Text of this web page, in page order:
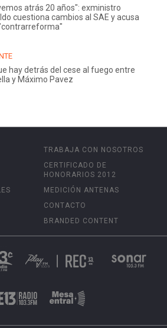
atrás 20 años": exministro
cuestiona cambios al SAE y acusa
hay detrás del cese al fuego entre
y Máximo Pavez
TRABAJA CON NOSOTROS
CERTIFICADO DE
HONORARIOS 2012
MEDICIÓN ANTENAS
CONTACTO
BRANDED CONTENT